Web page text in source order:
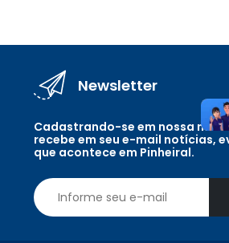
Newsletter
Cadastrando-se em nossa
recebe em seu e-mail notícias,
que acontece em Pinheiral.